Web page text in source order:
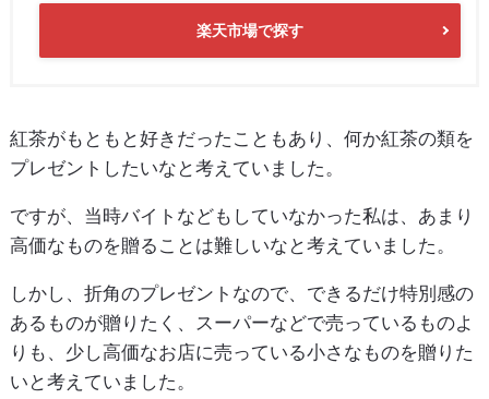
楽天市場で探す
紅茶がもともと好きだったこともあり、何か紅茶の類を
プレゼントしたいなと考えていました。
ですが、当時バイトなどもしていなかった私は、あまり
高価なものを贈ることは難しいなと考えていました。
しかし、折角のプレゼントなので、できるだけ特別感の
あるものが贈りたく、スーパーなどで売っているものよ
りも、少し高価なお店に売っている小さなものを贈りた
いと考えていました。